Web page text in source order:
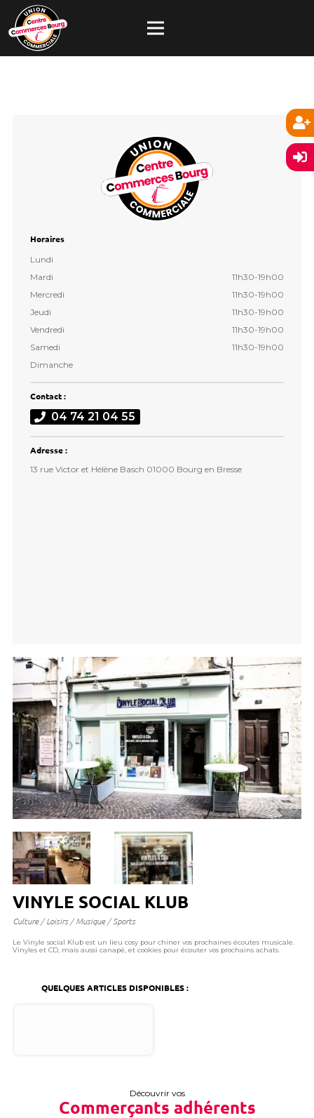
Horaires
Lundi
Mardi
11h30-19h00
Mercredi
11h30-19h00
Jeudi
11h30-19h00
Vendredi
11h30-19h00
Samedi
11h30-19h00
Dimanche
Contact :
04 74 21 04 55
Adresse :
13 rue Victor et Hélène Basch 01000 Bourg en Bresse
VINYLE SOCIAL KLUB
Culture / Loisirs / Musique / Sports
Le Vinyle social Klub est un lieu cosy pour chiner vos prochaines écoutes musicale.
Vinyles et CD, mais aussi canapé, et cookies pour écouter vos prochains achats.
QUELQUES ARTICLES DISPONIBLES :
Découvrir vos
Commerçants adhérents